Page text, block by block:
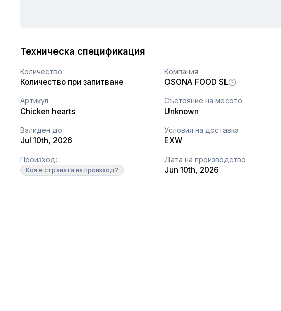
Техническа спецификация
Количество
Количество при запитване
Артикул
Chicken hearts
Валиден до
Jul 10th, 2026
Произход:
Коя е страната на произход?
Компания
OSONA FOOD SL
Състояние на месото
Unknown
Условия на доставка
EXW
Дата на производство
Jun 10th, 2026